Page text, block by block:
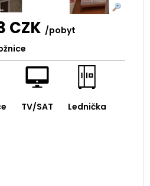
CZK /pobyt
TV/SAT Lednička